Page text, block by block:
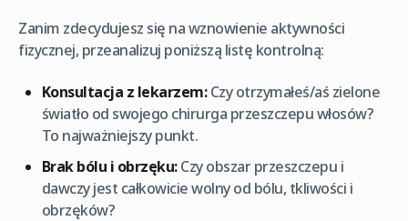
Zanim zdecydujesz się na wznowienie aktywności
fizycznej, przeanalizuj poniższą listę kontrolną:
Konsultacja z lekarzem:Czy otrzymałeś/aś zielone
światło od swojego chirurga przeszczepu włosów?
To najważniejszy punkt.
Brak bólu i obrzęku:Czy obszar przeszczepu i
dawczy jest całkowicie wolny od bólu, tkliwości i
obrzęków?